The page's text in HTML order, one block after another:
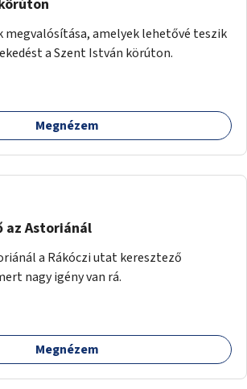
megvalósítása, amelyek lehetővé teszik
a Szent István körúton.
Megnézem
az Astoriánál
a Rákóczi utat keresztező
nagy igény van rá.
Megnézem